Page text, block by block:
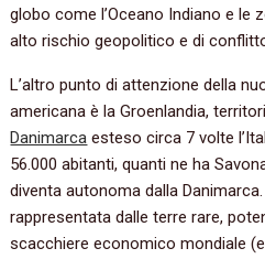
globo come l’Oceano Indiano e le
alto rischio geopolitico e di
L’altro punto di attenzione della
americana è la Groenlandia,
Danimarca esteso circa 7 volte
56.000 abitanti, quanti ne ha
diventa autonoma dalla
rappresentata dalle terre rare,
scacchiere economico mondiale